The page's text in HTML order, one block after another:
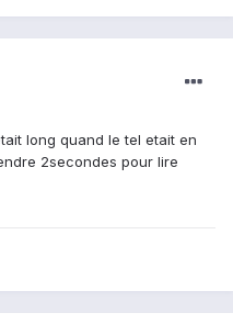
long quand le tel etait en
2secondes pour lire